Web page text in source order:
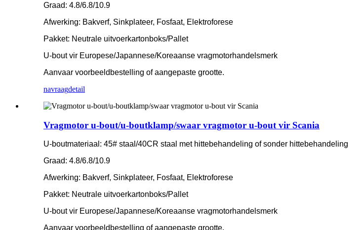
Graad: 4.8/6.8/10.9
Afwerking: Bakverf, Sinkplateer, Fosfaat, Elektroforese
Pakket: Neutrale uitvoerkartonboks/Pallet
U-bout vir Europese/Japannese/Koreaanse vragmotorhandelsmerk
Aanvaar voorbeeldbestelling of aangepaste grootte.
navraagdetail
Vragmotor u-bout/u-boutklamp/swaar vragmotor u-bout vir Scania
U-boutmateriaal: 45# staal/40CR staal met hittebehandeling of sonder hittebehandeling
Graad: 4.8/6.8/10.9
Afwerking: Bakverf, Sinkplateer, Fosfaat, Elektroforese
Pakket: Neutrale uitvoerkartonboks/Pallet
U-bout vir Europese/Japannese/Koreaanse vragmotorhandelsmerk
Aanvaar voorbeeldbestelling of aangepaste grootte.